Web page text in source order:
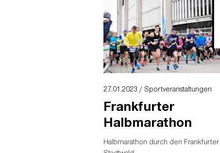
27.01.2023 / Sportveranstaltungen
Frankfurter
Halbmarathon
Halbmarathon durch den Frankfurter